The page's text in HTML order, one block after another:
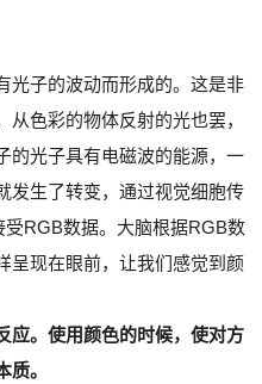
光子的波动而形成的。这是非
色彩的物体反射的光也罢，
的光子具有电磁波的能源，一
发生了转变，通过视觉细胞传
受RGB数据。大脑根据RGB数
呈现在眼前，让我们感觉到颜
应。使用颜色的时候，使对方
。